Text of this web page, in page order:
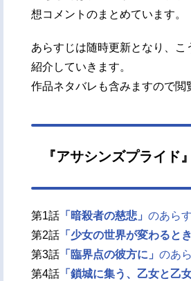
想コメントのまとめています。
あらすじは随時更新となり、
紹介していきます。
作品ネタバレも含みますので閲
『アサシンズプライド
第1話 「暗殺者の慈悲」 のあら
第2話 「少女の世界が変わるとき
第3話 「臨界点の彼方に」 のあ
第4話 「鎖城に集う、乙女と乙女